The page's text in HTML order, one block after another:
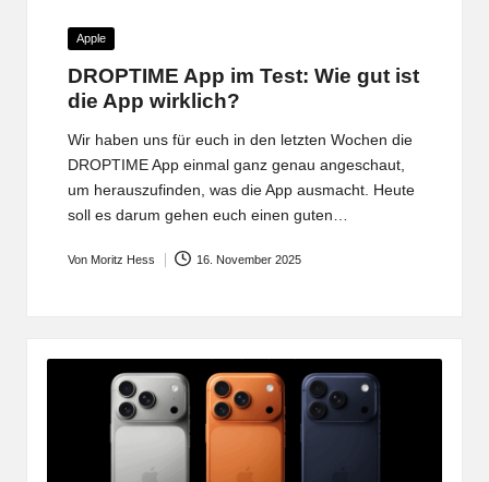
Posted
Apple
DROPTIME App im Test: Wie gut ist
die App wirklich?
Wir haben uns für euch in den letzten Wochen die
DROPTIME App einmal ganz genau angeschaut,
um herauszufinden, was die App ausmacht. Heute
soll es darum gehen euch einen guten…
Von Moritz Hess 16. November 2025